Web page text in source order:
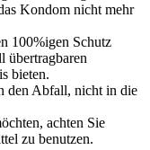
Kondom nicht mehr
100%igen Schutz
übertragbaren
bieten.
den Abfall, nicht in die
achten Sie
zu benutzen.